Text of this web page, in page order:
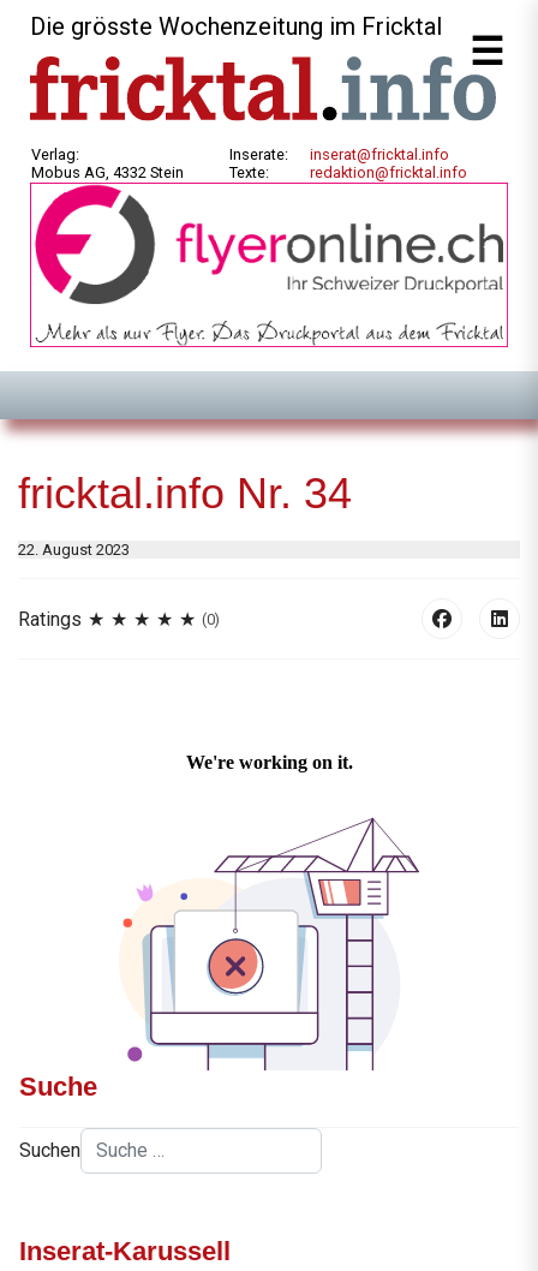
Die grösste Wochenzeitung im Fricktal
Verlag:
Mobus AG, 4332 Stein
Inserate:
Texte:
inserat@fricktal.info
redaktion@fricktal.info
fricktal.info Nr. 34
22. August 2023
Ratings (0)
Suche
Suchen
Inserat-Karussell